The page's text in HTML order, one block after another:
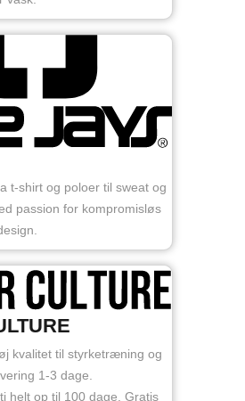
t-shirt og poloer til sweat og
passion for kompromisløs
kvalitet til styrketræning og
1-3 dage.
helt op til 100 dage. Gratis